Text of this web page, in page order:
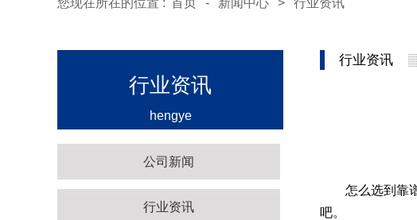
您现在所在的位置 : 首页 - 新闻中心 > 行业资讯
行业资讯
hengye
公司新闻
行业资讯
行业资讯
怎么选到靠谱
吧。